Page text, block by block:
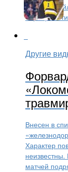
«Уилинг
Другие
Внесен в
Характер
матчей